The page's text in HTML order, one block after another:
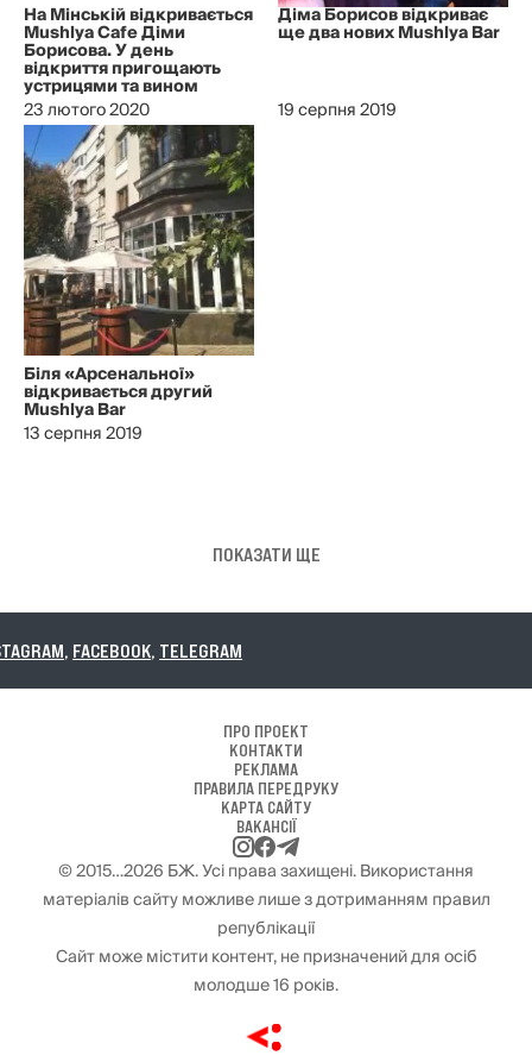
На Мінській відкривається
Mushlya Cafe Діми
Борисова. У день
відкриття пригощають
устрицями та вином
23 лютого 2020
Діма Борисов відкриває
ще два нових Mushlya Bar
19 серпня 2019
Біля «Арсенальної»
відкривається другий
Mushlya Bar
13 серпня 2019
ПОКАЗАТИ ЩЕ
,TELEGRAM
ПРО ПРОЕКТ
КОНТАКТИ
РЕКЛАМА
ПРАВИЛА ПЕРЕДРУКУ
КАРТА САЙТУ
ВАКАНСІЇ
© 2015…2026 БЖ. Усі права захищені. Використання
матеріалів сайту можливе лише з дотриманням правил
републікації
Сайт може містити контент, не призначений для осіб
молодше 16 років.